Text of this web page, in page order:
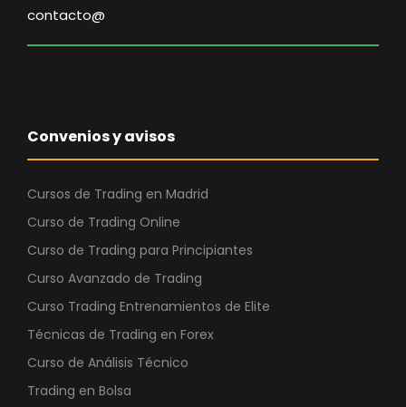
contacto@
Convenios y avisos
Cursos de Trading en Madrid
Curso de Trading Online
Curso de Trading para Principiantes
Curso Avanzado de Trading
Curso Trading Entrenamientos de Elite
Técnicas de Trading en Forex
Curso de Análisis Técnico
Trading en Bolsa